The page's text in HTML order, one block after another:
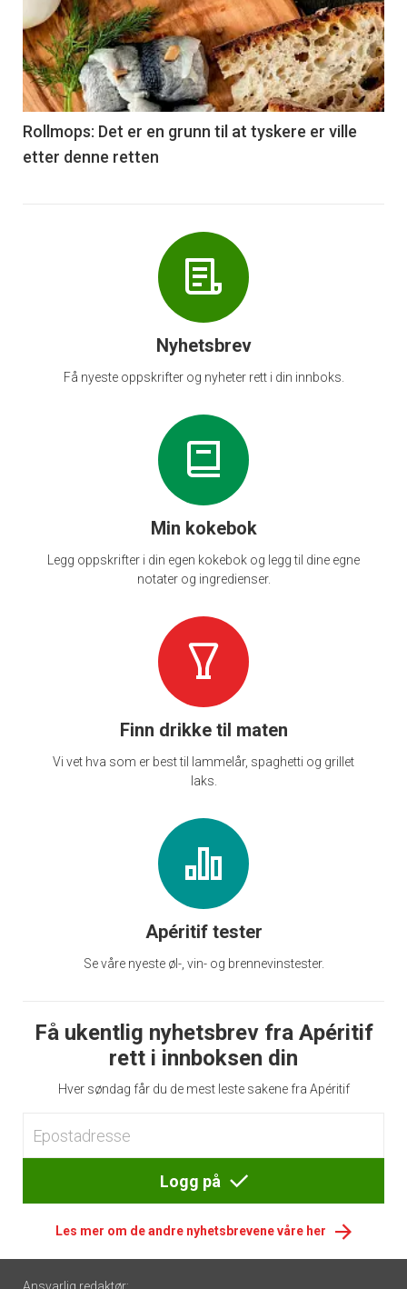
akkurat
nå
-
6
Rollmops: Det er en grunn til at tyskere er ville
etter denne retten
Nyhetsbrev
Få nyeste oppskrifter og nyheter rett i din innboks.
Min kokebok
Legg oppskrifter i din egen kokebok og legg til dine egne
notater og ingredienser.
Finn drikke til maten
Vi vet hva som er best til lammelår, spaghetti og grillet
laks.
Apéritif tester
Se våre nyeste øl-, vin- og brennevinstester.
Få ukentlig nyhetsbrev fra Apéritif
rett i innboksen din
Hver søndag får du de mest leste sakene fra Apéritif
Logg på
Les mer om de andre nyhetsbrevene våre her
Footer